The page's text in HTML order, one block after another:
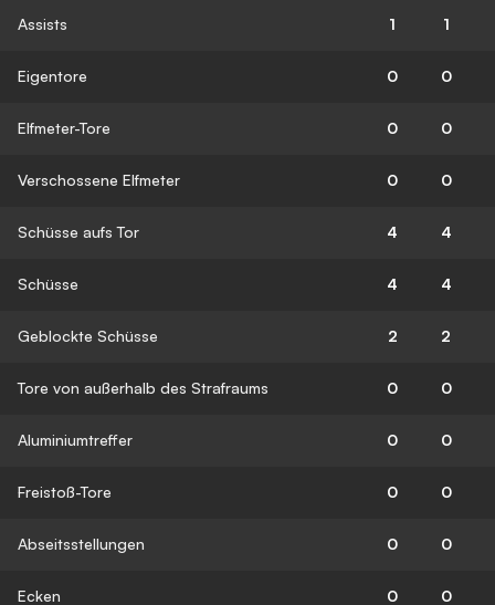
Assists 1 1
Eigentore 0 0
Elfmeter-Tore 0 0
Verschossene Elfmeter 0 0
Schüsse aufs Tor 4 4
Schüsse 4 4
Geblockte Schüsse 2 2
Tore von außerhalb des Strafraums 0 0
Aluminiumtreffer 0 0
Freistoß-Tore 0 0
Abseitsstellungen 0 0
Ecken 0 0